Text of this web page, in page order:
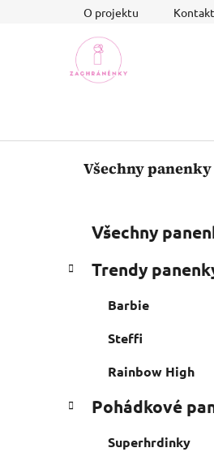
O projektu
Všechny panenky
s
p
Přeskočit
kategorie
e
Všechny
Trendy
Barbie
Steffi
Rainbow High
Pohádkové
Superhrdinky